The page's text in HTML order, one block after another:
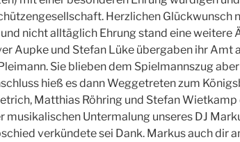
Herzlichen Glückwunsch
nicht alltäglich Ehrung stand eine weitere
Aupke und Stefan Lüke übergaben ihr Amt
Sie blieben dem Spielmannszug
hieß es dann Weggetreten zum
Matthias Röhring und Stefan Wietkamp
musikalischen Untermalung unseres DJ
verkündete sei Dank. Markus auch dir